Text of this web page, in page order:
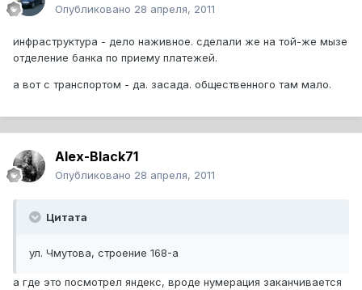
Опубликовано 28 апреля, 2011
инфраструктура - дело наживное. сделали же на той-же мызе
отделение банка по приему платежей.
а вот с транспортом - да. засада. общественного там мало.
Alex-Black71
Опубликовано 28 апреля, 2011
Цитата
ул. Чмутова, строение 168-а
а где это посмотрел яндекс, вроде нумерация заканчивается